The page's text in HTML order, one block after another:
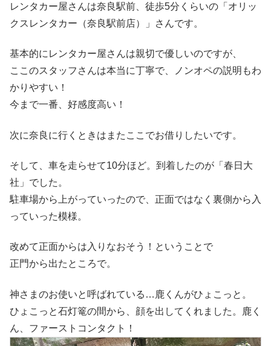
レンタカー屋さんは奈良駅前、徒歩5分くらいの「オリッ
クスレンタカー（奈良駅前店）」さんです。
基本的にレンタカー屋さんは親切で優しいのですが、
ここのスタッフさんは本当に丁寧で、ノンオペの説明もわ
かりやすい！
今まで一番、好感度高い！
次に奈良に行くときはまたここでお借りしたいです。
そして、車を走らせて10分ほど。到着したのが「春日大
社」でした。
駐車場から上がっていったので、正面ではなく裏側から入
っていった模様。
改めて正面からは入りなおそう！ということで
正門から出たところで。
神さまのお使いと呼ばれている…鹿くんがひょこっと。
ひょこっと石灯篭の間から、顔を出してくれました。鹿く
ん、ファーストコンタクト！